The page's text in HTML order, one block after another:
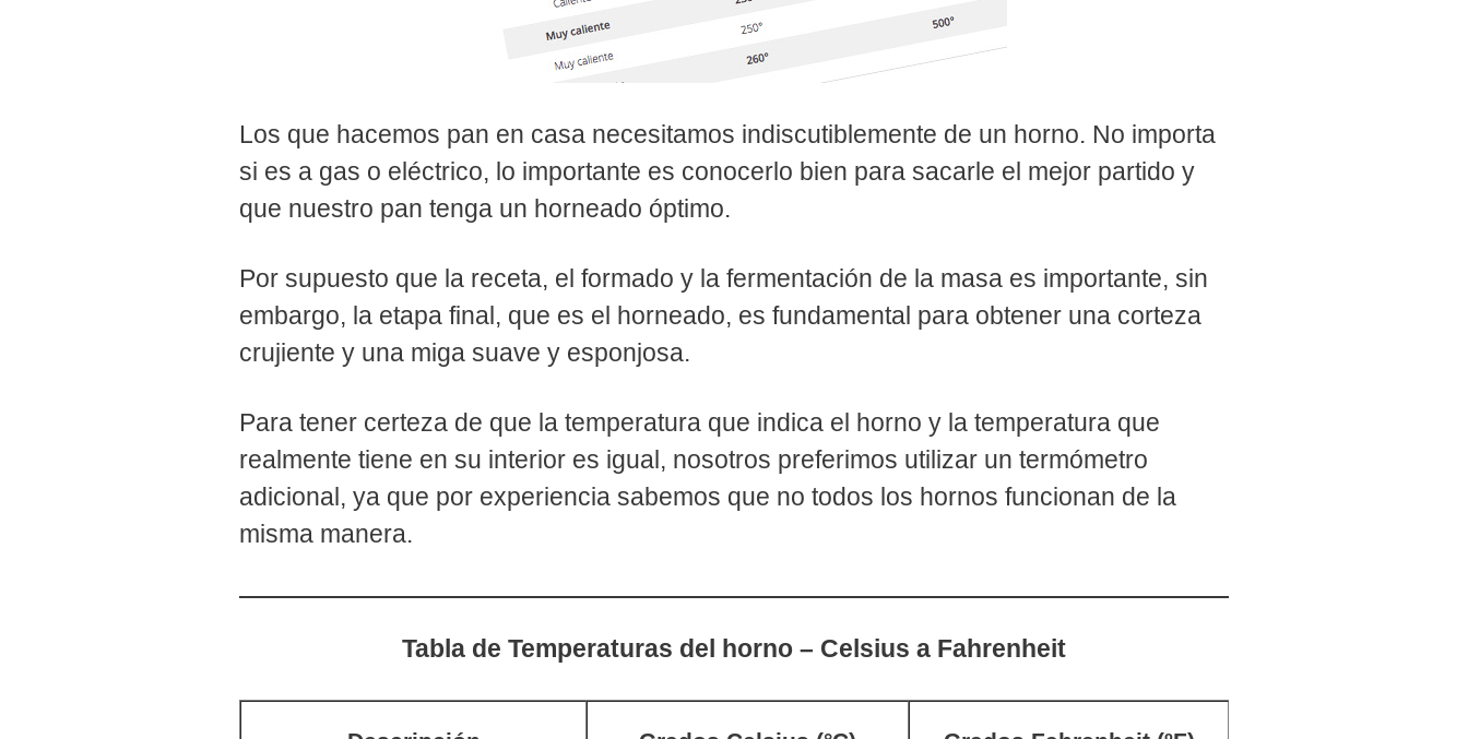
Los que hacemos pan en casa necesitamos indiscutiblemente de un horno. No importa
si es a gas o eléctrico, lo importante es conocerlo bien para sacarle el mejor partido y
que nuestro pan tenga un horneado óptimo.
Por supuesto que la receta, el formado y la fermentación de la masa es importante, sin
embargo, la etapa final, que es el horneado, es fundamental para obtener una corteza
crujiente y una miga suave y esponjosa.
Para tener certeza de que la temperatura que indica el horno y la temperatura que
realmente tiene en su interior es igual, nosotros preferimos utilizar un termómetro
adicional, ya que por experiencia sabemos que no todos los hornos funcionan de la
misma manera.
Tabla de Temperaturas del horno – Celsius a Fahrenheit